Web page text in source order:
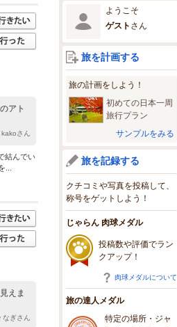
アト
さん
結んでい
...
えま
なぎさん
ようこそ
ゲスト さん
旅を計画する
旅の計画をしよう！
初めての日本一周
旅行プラン
サンプルをみる
旅を記録する
クチコミや写真を投稿して、
称号をゲットしよう！
じゃらん 肉球メダル
投稿数や評価でラン
クアップ！
肉球メダルについて
旅の達人メダル
特定の場所・ジャ